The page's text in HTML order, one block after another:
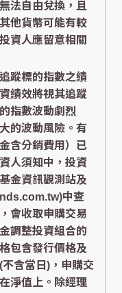
法自由兌換，且
他貨幣可能有較
資人應留意相關
蹤標的指數之績
績效將視其追蹤
指數波動劇烈
的波動風險。有
含分銷費用）已
人須知中，投資
金資訊觀測站及
中查
會收取申購交易
調整投資組合的
包含發行價格及
含當日)，申購交
淨值上。除經理